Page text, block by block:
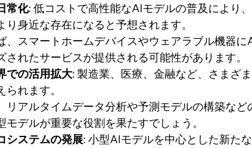
常化: 低コストで高性能なAIモデルの普及により
り身近な存在になると予想されます。
、スマートホームデバイスやウェアラブル機器
されたサービスが提供される可能性があります。
での活用拡大: 製造業、医療、金融など、さまざ
られます。
リアルタイムデータ分析や予測モデルの構築な
モデルが重要な役割を果たすでしょう。
システムの発展: 小型AIモデルを中心とした新た